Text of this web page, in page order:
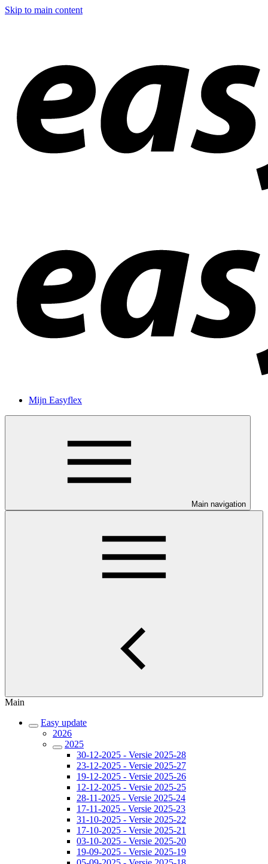
Skip to main content
Mijn Easyflex
Main navigation
Main
Easy update
2026
2025
30-12-2025 - Versie 2025-28
23-12-2025 - Versie 2025-27
19-12-2025 - Versie 2025-26
12-12-2025 - Versie 2025-25
28-11-2025 - Versie 2025-24
17-11-2025 - Versie 2025-23
31-10-2025 - Versie 2025-22
17-10-2025 - Versie 2025-21
03-10-2025 - Versie 2025-20
19-09-2025 - Versie 2025-19